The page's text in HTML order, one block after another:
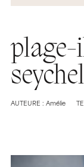
AUTEURE : Amélie